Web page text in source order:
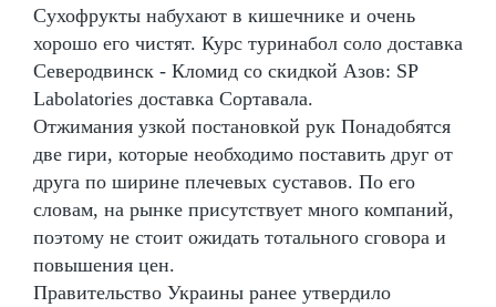
Сухофрукты набухают в кишечнике и очень
хорошо его чистят. Курс туринабол соло доставка
Северодвинск - Кломид со скидкой Азов: SP
Labolatories доставка Сортавала.
Отжимания узкой постановкой рук Понадобятся
две гири, которые необходимо поставить друг от
друга по ширине плечевых суставов. По его
словам, на рынке присутствует много компаний,
поэтому не стоит ожидать тотального сговора и
повышения цен.
Правительство Украины ранее утвердило